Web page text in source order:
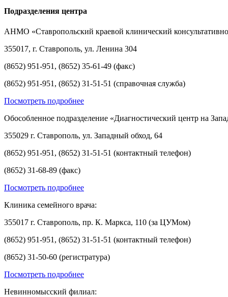
Подразделения центра
АНМО «Ставропольский краевой клинический
355017, г. Ставрополь, ул. Ленина 304
(8652) 951-951, (8652) 35-61-49 (факс)
(8652) 951-951, (8652) 31-51-51 (справочная служба)
Посмотреть подробнее
Обособленное подразделение «Диагностический центр на
355029 г. Ставрополь, ул. Западный обход, 64
(8652) 951-951, (8652) 31-51-51 (контактный телефон)
(8652) 31-68-89 (факс)
Посмотреть подробнее
Клиника семейного врача:
355017 г. Ставрополь, пр. К. Маркса, 110 (за ЦУМом)
(8652) 951-951, (8652) 31-51-51 (контактный телефон)
(8652) 31-50-60 (регистратура)
Посмотреть подробнее
Невинномысский филиал: